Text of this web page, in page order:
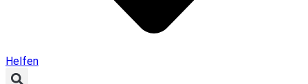
Helfen